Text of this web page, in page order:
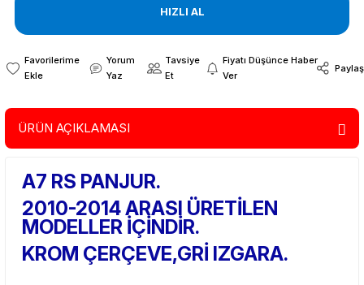
HIZLI AL
Yorum
Yaz
Tavsiye
Et
Fiyatı Düşünce Haber
Ver
Paylaş
ÜRÜN AÇIKLAMASI
A7 RS PANJUR.
2010-2014 ARASI ÜRETİLEN
MODELLER İÇİNDİR.
KROM ÇERÇEVE,GRİ IZGARA.